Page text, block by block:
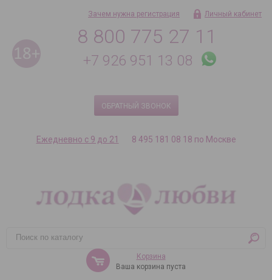
8 800 775 27 11
+7 926 951 13 08
ОБРАТНЫЙ ЗВОНОК
Зачем нужна регистрация Личный кабинет
Ежедневно с 9 до 21 8 495 181 08 18 по Москве
Корзина
Ваша корзина пуста